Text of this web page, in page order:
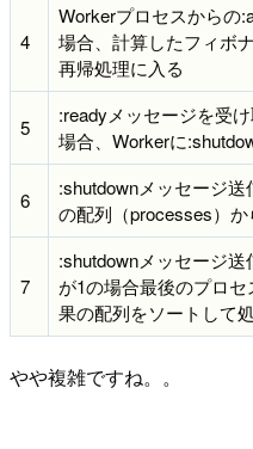
4
Workerプロセスからの
場合、計算したフィボ
再帰処理に入る
5
:readyメッセージを受
場合、Workerに
6
:shutdownメッセージ
の配列（processes）か
7
:shutdownメッセージ
が1の場合最後のプロ
果の配列をソートして
やや複雑ですね。。